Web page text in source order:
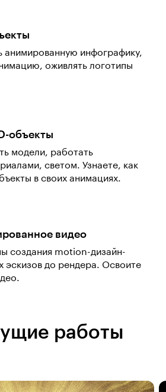
анимированную инфографику,
оживлять логотипы
объекты
модели, работать
светом. Узнаете, как
в своих анимациях.
видео
создания motion-дизайн-
эскизов до рендера. Освоите
работы